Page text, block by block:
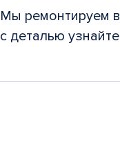
Мы ремонтируем
с деталью